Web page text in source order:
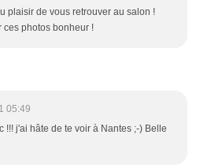
plaisir de vous retrouver au salon !
photos bonheur !
05:49
!!! j'ai hâte de te voir à Nantes ;-) Belle